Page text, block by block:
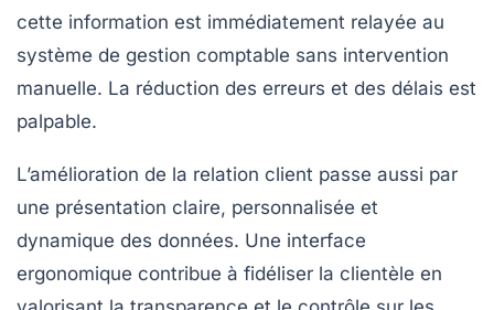
cette information est immédiatement relayée au
système de gestion comptable sans intervention
manuelle. La réduction des erreurs et des délais est
palpable.
L’amélioration de la relation client passe aussi par
une présentation claire, personnalisée et
dynamique des données. Une interface
ergonomique contribue à fidéliser la clientèle en